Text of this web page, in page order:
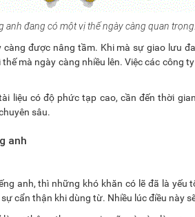
anh đang có một vị thế ngày càng quan trọng.
được nâng tầm. Khi mà sự giao lưu
mà ngày càng nhiều lên. Việc các công ty
liệu có độ phức tạp cao, cần đến thời
sâu.
anh
anh, thì những khó khăn có lẽ đã là yếu
cẩn thận khi dùng từ. Nhiều lúc điều này